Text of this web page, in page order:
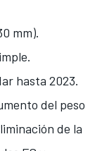
mm).
hasta 2023.
del peso
de la